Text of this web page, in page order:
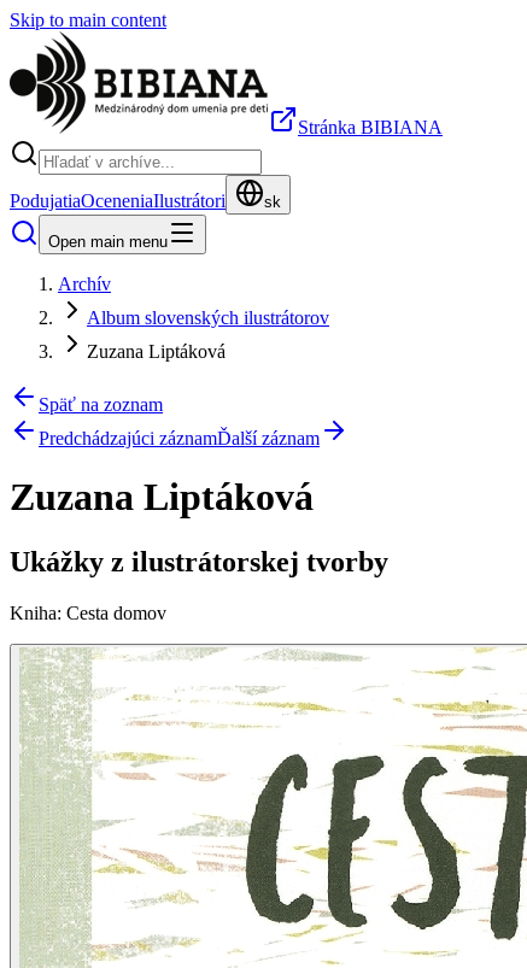
Skip to main content
Stránka BIBIANA
PodujatiaOceneniaIlustrátori sk
Open main menu
Archív
Album slovenských ilustrátorov
Zuzana Liptáková
Späť na zoznam
Predchádzajúci záznamĎalší záznam
Zuzana Liptáková
Ukážky z ilustrátorskej tvorby
Kniha: Cesta domov